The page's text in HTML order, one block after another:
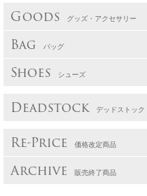
Goods グッズ・アクセサリー
Bag バッグ
Shoes シューズ
Deadstock デッドストック
Re-Price 価格改定商品
Archive 販売終了商品